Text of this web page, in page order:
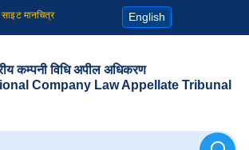
साइट मानचित्र English
कम्पनी विधि अपील अधिकरण
Company Law Appellate Tribunal